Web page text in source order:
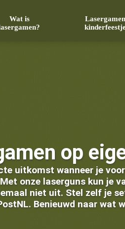
Wat is
Lasergamen
op
uitkomst wanneer je
onze laserguns kun je
niet uit. Stel zelf je
Benieuwd naar wat